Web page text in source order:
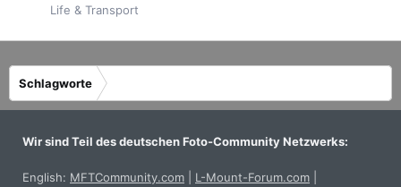
Life & Transport
Schlagworte
Wir sind Teil des deutschen Foto-Community Netzwerks:
English: MFTCommunity.com L-Mount-Forum.com